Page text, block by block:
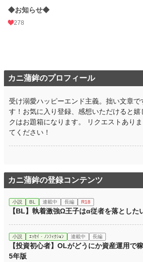
◆お知らせ◆
278
カニ蒲鉾のプロフィール
受け溺愛ハッピーエンド主義。拙い文章で
す！お気に入り登録、感想いただけると
クはお題箱になります。 リクエストあり
てください！
カニ蒲鉾の登録コンテンツ
小説 BL 連載中 長編 R18
【BL】執着激強Ω王子はα従者を落とした
小説 ｴｯｾｲ・ﾉﾝﾌｨｸｼｮﾝ 連載中 長編
【投資初心者】OLがどうにか資産運用で
5年版